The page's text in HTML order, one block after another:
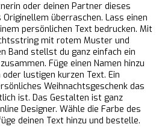
oder deinen Partner dieses
überraschen. Lass einen
persönlichen Text bedrucken. Mit
mit rotem Muster und
Band stellst du ganz einfach ein
Füge einen Namen hinzu
lustigen kurzen Text. Ein
Weihnachtsgeschenk das
ist. Das Gestalten ist ganz
Designer. Wähle die Farbe des
deinen Text hinzu und bestelle.